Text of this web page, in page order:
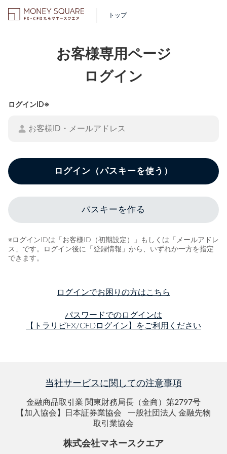
トップ
お客様専用ページ
ログイン
ログインID※
ログイン（パスキーを使う）
パスキーを作る
※ログインIDは「お客様ID（初期設定）」もしくは「メールアドレ
ス」です。ログイン後に「登録情報」から、いずれか一方を指定
できます。
ログインでお困りの方はこちら
パスワードでのログインは
【トラリピFX/CFDログイン】をご利用ください
当社サービスに関しての注意事項
金融商品取引業 関東財務局長（金商）第2797号
【加入協会】日本証券業協会 一般社団法人 金融先物
取引業協会
株式会社マネースクエア